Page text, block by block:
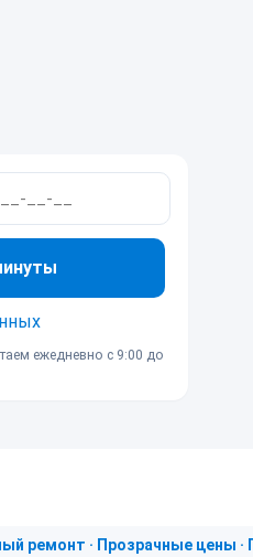
ежедневно с 9:00 до
ремонт · Прозрачные цены ·